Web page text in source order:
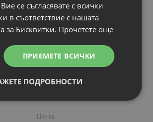
Батерия за лаптоп
Asus N Series
N53SL
Клетки: 6
Цена:
се съгласявате с всички
в съответствие с нашата
за Бисквитки. Прочетете още
ПРИЕМЕТЕ ВСИЧКИ
ПОДРОБНОСТИ